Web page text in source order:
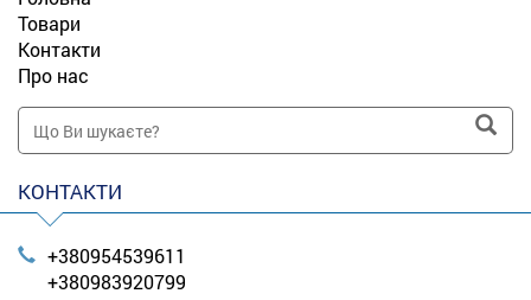
Товари
Контакти
Про нас
КОНТАКТИ
+380954539611
+380983920799